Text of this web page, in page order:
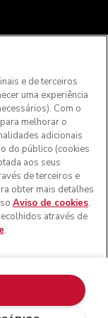
territórios
equipa de Apoio
de forma a
e aplicar a
privacidade
e de terceiros
uma experiência
Com o
melhorar o
adicionais
do público (cookies
aos seus
de terceiros e
obter mais detalhes
Aviso de cookies.
através de
.